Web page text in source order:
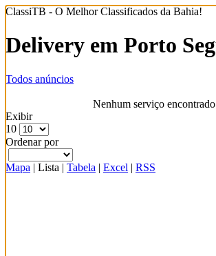
ClassiTB - O Melhor Classificados da Bahia!
Delivery em Porto
Todos anúncios
Nenhum serviço encontrado
Exibir
10
Ordenar por
Mapa | Lista | Tabela | Excel | RSS